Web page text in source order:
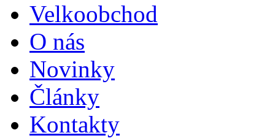
Velkoobchod
O nás
Novinky
Články
Kontakty